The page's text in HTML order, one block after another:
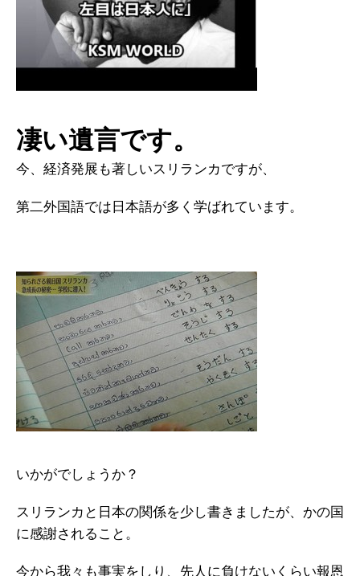
凄い遺言です。
今、経済発展も著しいスリランカですが、
第二外国語では日本語が多く学ばれています。
いかがでしょうか？
スリランカと日本の関係を少し書きましたが、かの国
に感謝されること。
今から我々も事実をしり、先人に負けないくらい報恩